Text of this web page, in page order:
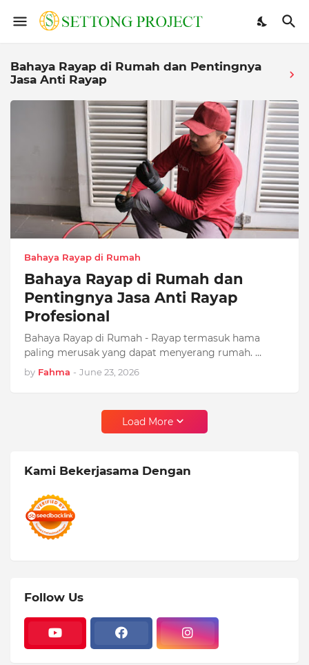
Bahaya Rayap di Rumah dan Pentingnya
Jasa Anti Rayap
Bahaya Rayap di Rumah
Bahaya Rayap di Rumah dan
Pentingnya Jasa Anti Rayap
Profesional
Bahaya Rayap di Rumah - Rayap termasuk hama
paling merusak yang dapat menyerang rumah. …
by Fahma - June 23, 2026
Load More
Kami Bekerjasama Dengan
Follow Us